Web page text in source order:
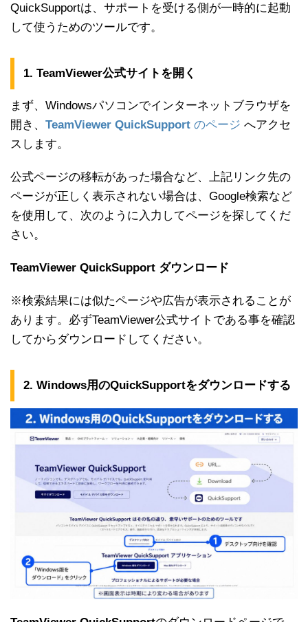
QuickSupportは、サポートを受ける側が一時的に起動
して使うためのツールです。
1. TeamViewer公式サイトを開く
まず、Windowsパソコンでインターネットブラウザを
開き、 TeamViewer QuickSupport のページ へアクセ
スします。
公式ページの移転があった場合など、上記リンク先の
ページが正しく表示されない場合は、Google検索など
を使用して、次のように入力してページを探してくだ
さい。
TeamViewer QuickSupport ダウンロード
※検索結果には似たページや広告が表示されることが
あります。必ずTeamViewer公式サイトである事を確認
してからダウンロードしてください。
2. Windows用のQuickSupportをダウンロードする